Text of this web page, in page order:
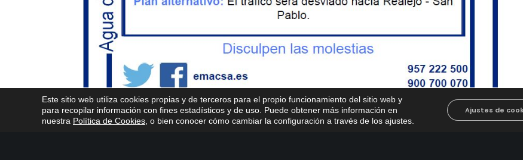
Este sitio web utiliza cookies propias y de terceros para el propio funcionamiento del sitio web y
para recopilar información con fines estadísticos y de uso. Puede obtener más información en
nuestra Política de Cookies , o bien conocer cómo cambiar la configuración a través de los ajustes
Ajustes de